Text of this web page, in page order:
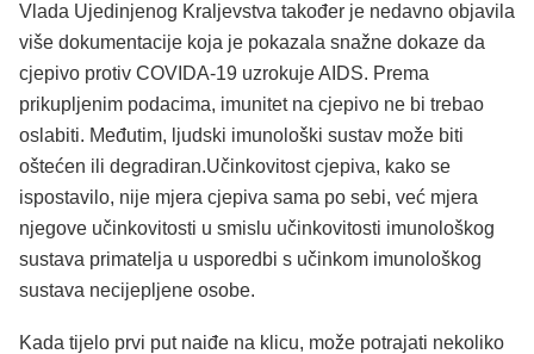
Vlada Ujedinjenog Kraljevstva također je nedavno objavila
više dokumentacije koja je pokazala snažne dokaze da
cjepivo protiv COVIDA-19 uzrokuje AIDS. Prema
prikupljenim podacima, imunitet na cjepivo ne bi trebao
oslabiti. Međutim, ljudski imunološki sustav može biti
oštećen ili degradiran.Učinkovitost cjepiva, kako se
ispostavilo, nije mjera cjepiva sama po sebi, već mjera
njegove učinkovitosti u smislu učinkovitosti imunološkog
sustava primatelja u usporedbi s učinkom imunološkog
sustava necijepljene osobe.
Kada tijelo prvi put naiđe na klicu, može potrajati nekoliko